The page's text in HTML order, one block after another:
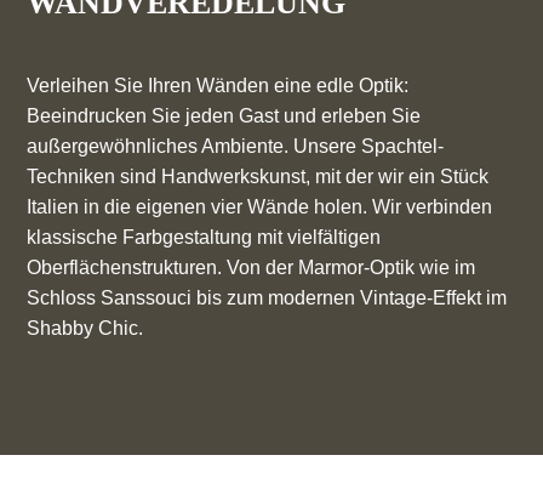
Verleihen Sie Ihren Wänden eine edle Optik:
Beeindrucken Sie jeden Gast und erleben Sie
außergewöhnliches Ambiente. Unsere Spachtel-
Techniken sind Handwerkskunst, mit der wir ein Stück
Italien in die eigenen vier Wände holen. Wir verbinden
klassische Farbgestaltung mit vielfältigen
Oberflächenstrukturen. Von der Marmor-Optik wie im
Schloss Sanssouci bis zum modernen Vintage-Effekt im
Shabby Chic.